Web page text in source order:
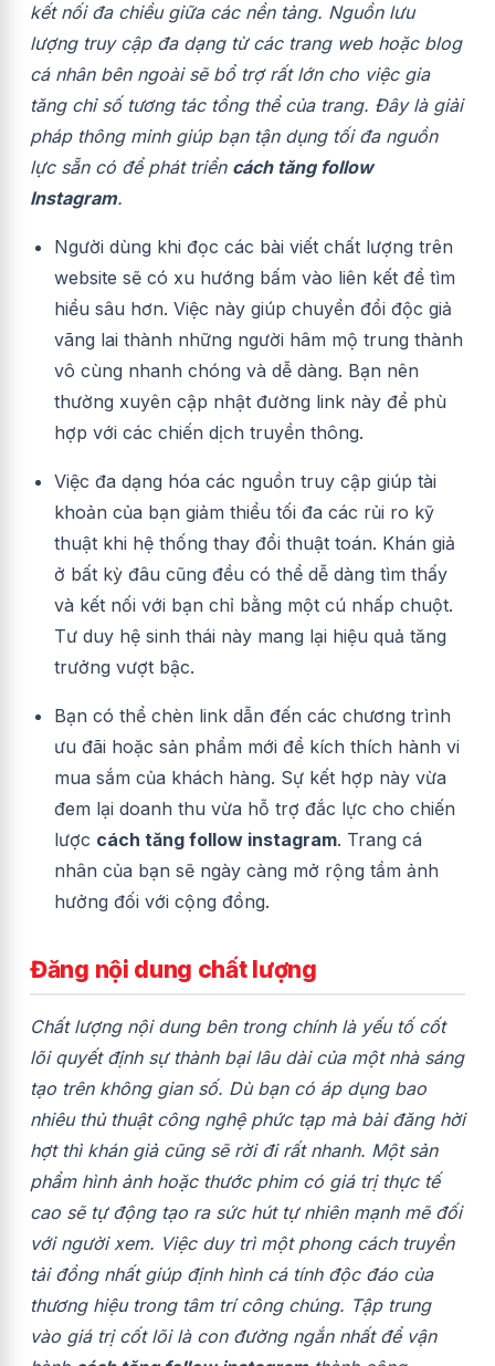
kết nối đa chiều giữa các nền tảng. Nguồn lưu
lượng truy cập đa dạng từ các trang web hoặc blog
cá nhân bên ngoài sẽ bổ trợ rất lớn cho việc gia
tăng chỉ số tương tác tổng thể của trang. Đây là giải
pháp thông minh giúp bạn tận dụng tối đa nguồn
lực sẵn có để phát triển cách tăng follow
Instagram.
Người dùng khi đọc các bài viết chất lượng trên
website sẽ có xu hướng bấm vào liên kết để tìm
hiểu sâu hơn. Việc này giúp chuyển đổi độc giả
vãng lai thành những người hâm mộ trung thành
vô cùng nhanh chóng và dễ dàng. Bạn nên
thường xuyên cập nhật đường link này để phù
hợp với các chiến dịch truyền thông.
Việc đa dạng hóa các nguồn truy cập giúp tài
khoản của bạn giảm thiểu tối đa các rủi ro kỹ
thuật khi hệ thống thay đổi thuật toán. Khán giả
ở bất kỳ đâu cũng đều có thể dễ dàng tìm thấy
và kết nối với bạn chỉ bằng một cú nhấp chuột.
Tư duy hệ sinh thái này mang lại hiệu quả tăng
trưởng vượt bậc.
Bạn có thể chèn link dẫn đến các chương trình
ưu đãi hoặc sản phẩm mới để kích thích hành vi
mua sắm của khách hàng. Sự kết hợp này vừa
đem lại doanh thu vừa hỗ trợ đắc lực cho chiến
lược cách tăng follow instagram. Trang cá
nhân của bạn sẽ ngày càng mở rộng tầm ảnh
hưởng đối với cộng đồng.
Đăng nội dung chất lượng
Chất lượng nội dung bên trong chính là yếu tố cốt
lõi quyết định sự thành bại lâu dài của một nhà sáng
tạo trên không gian số. Dù bạn có áp dụng bao
nhiêu thủ thuật công nghệ phức tạp mà bài đăng hời
hợt thì khán giả cũng sẽ rời đi rất nhanh. Một sản
phẩm hình ảnh hoặc thước phim có giá trị thực tế
cao sẽ tự động tạo ra sức hút tự nhiên mạnh mẽ đối
với người xem. Việc duy trì một phong cách truyền
tải đồng nhất giúp định hình cá tính độc đáo của
thương hiệu trong tâm trí công chúng. Tập trung
vào giá trị cốt lõi là con đường ngắn nhất để vận